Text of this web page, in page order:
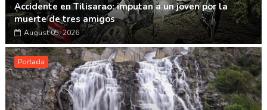
Accidente en Tilisarao: imputan a un joven por la
muerte de tres amigos
August 05, 2026
Portada